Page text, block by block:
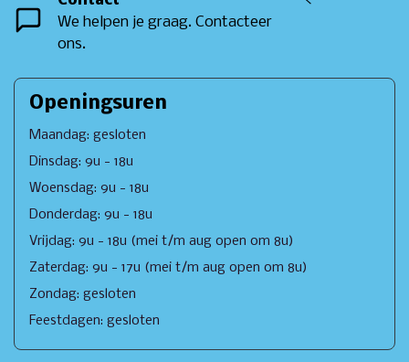
We helpen je graag. Contacteer
ons.
Openingsuren
Maandag: gesloten
Dinsdag: 9u - 18u
Woensdag: 9u - 18u
Donderdag: 9u - 18u
Vrijdag: 9u - 18u (mei t/m aug open om 8u)
Zaterdag: 9u - 17u (mei t/m aug open om 8u)
Zondag: gesloten
Feestdagen: gesloten